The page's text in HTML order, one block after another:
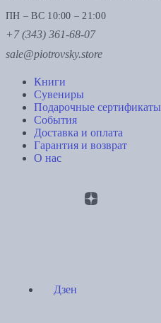
ПН – ВС 10:00 – 21:00
+7 (343) 361-68-07
sale@piotrovsky.store
Книги
Сувениры
Подарочные сертификаты
События
Доставка и оплата
Гарантия и возврат
О нас
Дзен